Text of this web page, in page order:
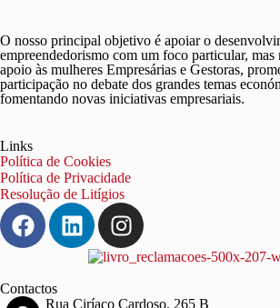
O nosso principal objetivo é apoiar o
empreendedorismo com um foco particular,
apoio às mulheres Empresárias e Gestoras,
participação no debate dos grandes temas
fomentando novas iniciativas empresariais.
Links
Política de Cookies
Política de Privacidade
Resolução de Litígios
Contactos
Rua Ciríaco Cardoso, 265 B